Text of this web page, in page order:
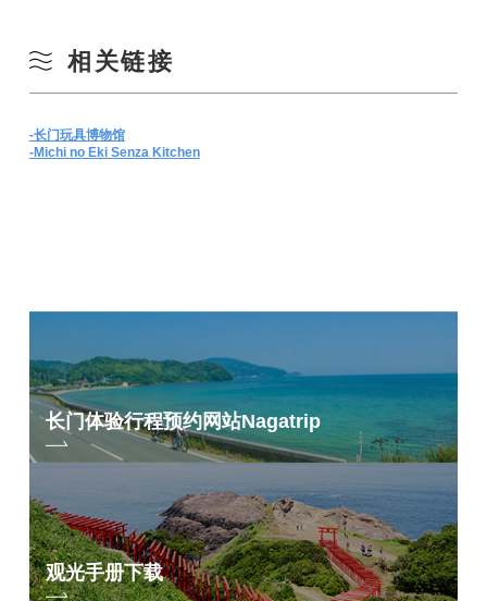
相关链接
-长门玩具博物馆
-Michi no Eki Senza Kitchen
长门体验行程预约网站Nagatrip
观光手册下载